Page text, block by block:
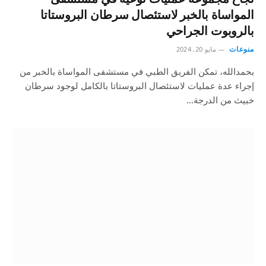
المواساة بالخبر لاستئصال سرطان البروستاتا
بالروبوت الجراحي
منوعات مايو 20, 2024
بحمدالله، تمكن الفريق الطبي في مستشفى المواساة بالخبر من
إجراء عدة عمليات لاستئصال البروستاتا بالكامل لوجود سرطان
خبيث من الدرجة…